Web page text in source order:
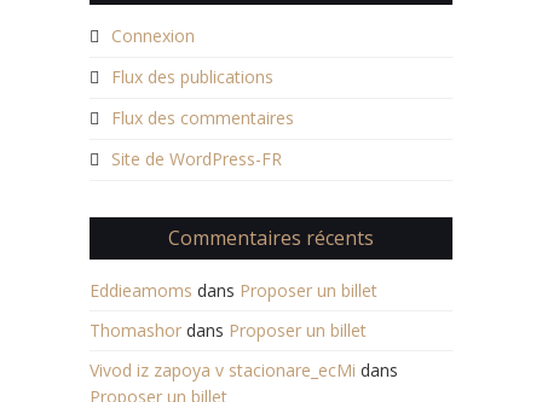
Connexion
Flux des publications
Flux des commentaires
Site de WordPress-FR
Commentaires récents
Eddieamoms dans Proposer un billet
Thomashor dans Proposer un billet
Vivod iz zapoya v stacionare_ecMi dans
Proposer un billet